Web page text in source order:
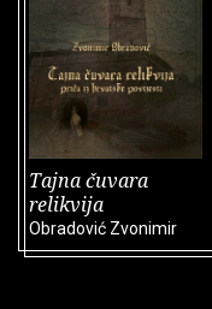
Tajna čuvara
relikvija
Obradović Zvonimir